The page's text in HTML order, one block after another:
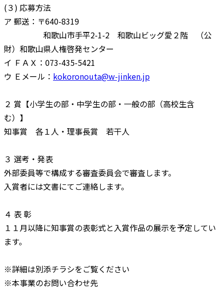
(３) 応募方法
ア 郵送：〒640-8319
和歌山市手平2-1-2 和歌山ビッグ愛２階 （公
財）和歌山県人権啓発センター
イ ＦＡＸ：073-435-5421
ウ Ｅメール： kokoronouta@w-jinken.jp
２ 賞【小学生の部・中学生の部・一般の部（高校生含
む）】
知事賞 各１人・理事長賞 若干人
３ 選考・発表
外部委員等で構成する審査委員会で審査します。
入賞者には文書にてご連絡します。
４ 表 彰
１１月以降に知事賞の表彰式と入賞作品の展示を予定してい
ます。
※詳細は別添チラシをご覧ください
※本事業のお問い合わせ先